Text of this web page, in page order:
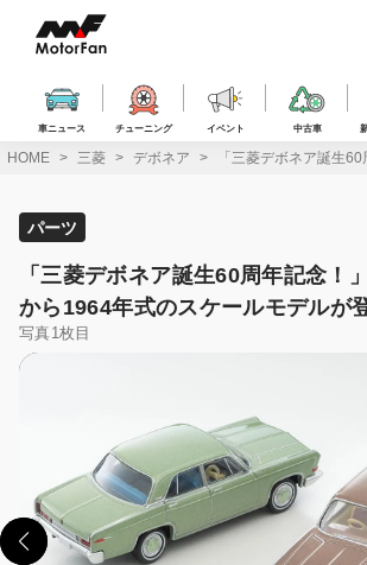
ス
車ニュース チューニング イベント 中古車
HOME 三菱 デボネア 「三菱デボネア誕生
パーツ
「三菱デボネア誕生60周年記念！
から1964年式のスケールモデルが
写真1枚目